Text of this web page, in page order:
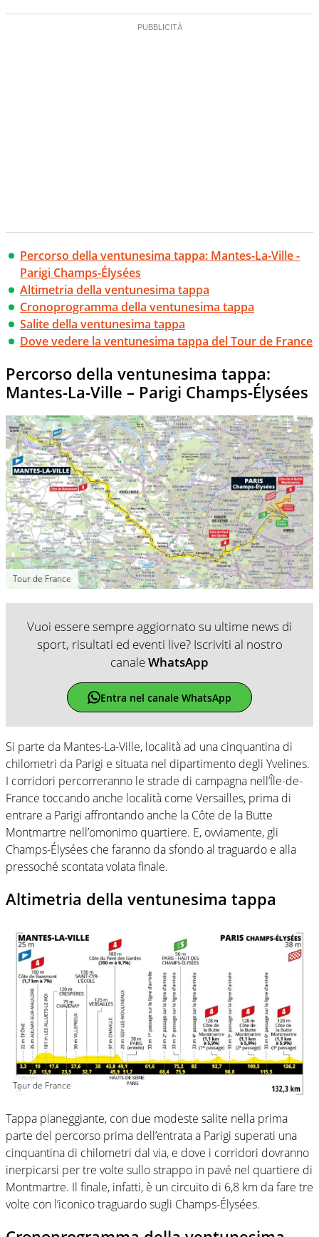
Percorso della ventunesima tappa: Mantes-La-Ville -
Parigi Champs-Élysées
Altimetria della ventunesima tappa
Cronoprogramma della ventunesima tappa
Salite della ventunesima tappa
Dove vedere la ventunesima tappa del Tour de France
Percorso della ventunesima tappa:
Mantes-La-Ville – Parigi Champs-Élysées
Tour de France
Vuoi essere sempre aggiornato su ultime news di
sport, risultati ed eventi live? Iscriviti al nostro
canaleWhatsApp
Entra nel canale WhatsApp
Si parte da Mantes-La-Ville, località ad una cinquantina di
chilometri da Parigi e situata nel dipartimento degli Yvelines.
I corridori percorreranno le strade di campagna nell’Île-de-
France toccando anche località come Versailles, prima di
entrare a Parigi affrontando anche la Côte de la Butte
Montmartre nell’omonimo quartiere. E, ovviamente, gli
Champs-Élysées che faranno da sfondo al traguardo e alla
pressoché scontata volata finale.
Altimetria della ventunesima tappa
Tour de France
Tappa pianeggiante, con due modeste salite nella prima
parte del percorso prima dell’entrata a Parigi superati una
cinquantina di chilometri dal via, e dove i corridori dovranno
inerpicarsi per tre volte sullo strappo in pavé nel quartiere di
Montmartre. Il finale, infatti, è un circuito di 6,8 km da fare tre
volte con l’iconico traguardo sugli Champs-Élysées.